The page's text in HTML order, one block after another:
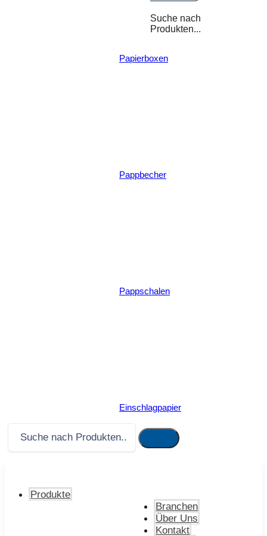
Papierboxen
Pappbecher
Pappschalen
Einschlagpapier
Suche nach
Produkten...
Produkte
Branchen
Über Uns
Kontakt